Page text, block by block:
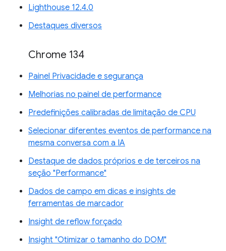
Lighthouse 12.4.0
Destaques diversos
Chrome 134
Painel Privacidade e segurança
Melhorias no painel de performance
Predefinições calibradas de limitação de CPU
Selecionar diferentes eventos de performance na
mesma conversa com a IA
Destaque de dados próprios e de terceiros na
seção "Performance"
Dados de campo em dicas e insights de
ferramentas de marcador
Insight de reflow forçado
Insight "Otimizar o tamanho do DOM"